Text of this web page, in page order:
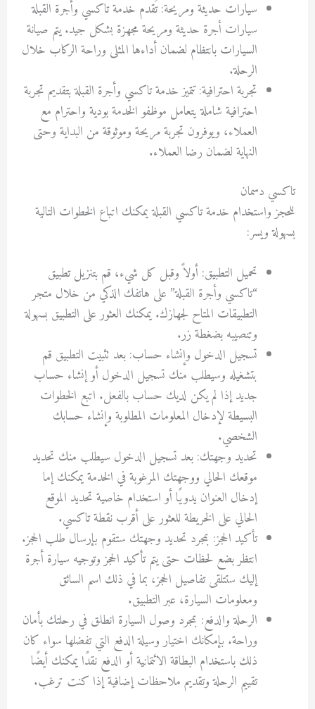
سيارات حديثة ومريحة: تُقدم خدمة تاكسي وأجرة القبلة
سيارات أجرة حديثة ومريحة مجهزة بشكل جيد. يتم صيانة
السيارات بانتظام لضمان أداءها المثلى وراحة الركاب خلال
الرحلة.
تجربة احترافية: تتميز خدمة تاكسي وأجرة القبلة بتقديم تجربة
احترافية شاملة يتعامل موظفو الخدمة بودية واحترام مع
العملاء، ويوفرون تجربة مريحة وموثوقة من البداية وحتى
النهاية لضمان رضا العملاء.
تاكسي دسمان
للحجز واستخدام خدمة تاكسي القبلة يمكنك اتباع الخطوات التالية
بسهولة ويسر:
تحميل التطبيق: أولاً وقبل كل شيء، قم بتنزيل تطبيق
“تاكسي وأجرة القبلة” على هاتفك الذكي من خلال متجر
التطبيقات المتاح لجهازك. يمكنك العثور على التطبيق بسهولة
وتنصيبه بضغطة زر.
تسجيل الدخول وإنشاء حساب: بعد تثبيت التطبيق قم
بتشغيله وسيطلب منك تسجيل الدخول أو إنشاء حساب
جديد إذا لم يكن لديك حساب بالفعل. اتبع الخطوات
البسيطة لإدخال المعلومات المطلوبة وإنشاء حسابك
الشخصي.
تحديد وجهتك: بعد تسجيل الدخول سيطلب منك تحديد
موقعك الحالي ووجهتك المرغوبة في الخدمة يمكنك إما
إدخال العنوان يدويًا أو استخدام خاصية تحديد الموقع
الحالي على الخريطة للعثور على أقرب نقطة تاكسي.
تأكيد الحجز: بمجرد تحديد وجهتك ستقوم بإرسال طلب الحجز.
انتظر بضع لحظات حتى يتم تأكيد الحجز وتوجيه سيارة أجرة
إليك ستتلقى تفاصيل الحجز، بما في ذلك اسم السائق
ومعلومات السيارة، عبر التطبيق.
الرحلة والدفع: بمجرد وصول السيارة انطلق في رحلتك بأمان
وراحة. بإمكانك اختيار وسيلة الدفع التي تفضلها سواء كان
ذلك باستخدام البطاقة الائتمانية أو الدفع نقدًا يمكنك أيضًا
تقييم الرحلة وتقديم ملاحظات إضافية إذا كنت ترغب.